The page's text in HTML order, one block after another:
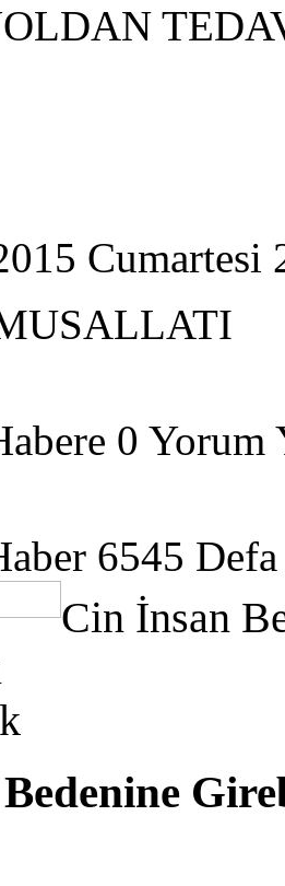
Cumartesi
0 Yorum
6545
Cin İnsan